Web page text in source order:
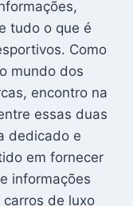
tudo o que é
Como
mundo dos
encontro na
essas duas
dedicado e
em fornecer
informações
de luxo